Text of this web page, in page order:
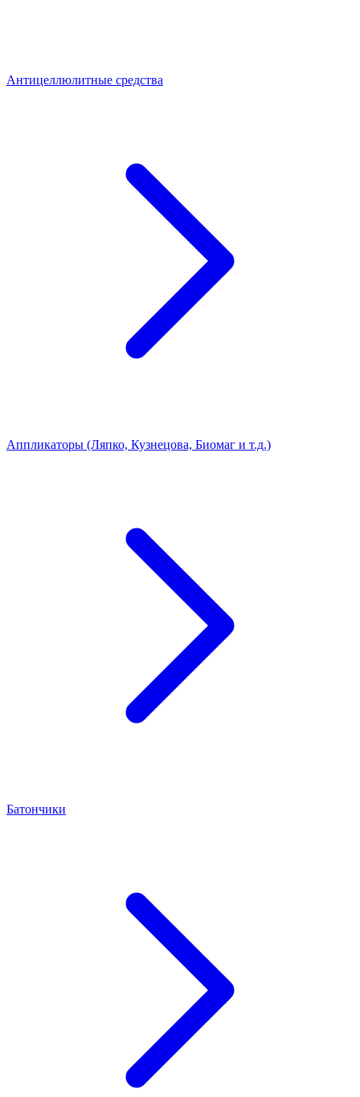
Антицеллюлитные средства
Аппликаторы (Ляпко, Кузнецова, Биомаг и т.д.)
Батончики